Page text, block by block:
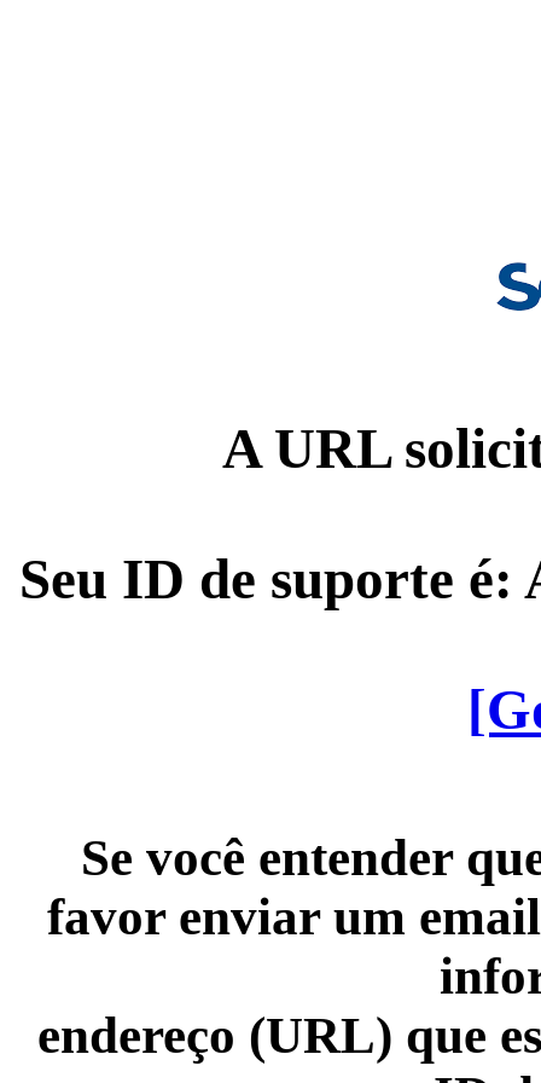
A URL
Seu ID de suporte é:
Se você entender
favor enviar um
endereço (URL) que